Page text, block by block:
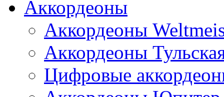
Аккордеоны
Аккордеоны
Аккордеоны
Цифровые